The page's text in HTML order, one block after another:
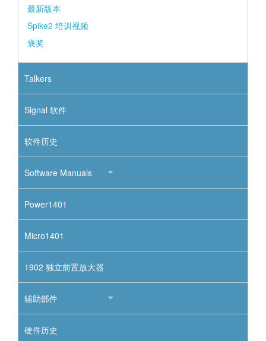
最新版本
Spike2 培训视频
褒奖
Talkers
Signal 软件
软件历史
Software Manuals
Power1401
Micro1401
1902 独立前置放大器
辅助部件
硬件历史